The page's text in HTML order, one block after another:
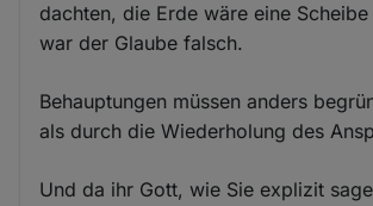
dachten, die Erde wäre eine
war der Glaube falsch.
Behauptungen müssen anders
als durch die Wiederholung des
Und da ihr Gott, wie Sie explizit